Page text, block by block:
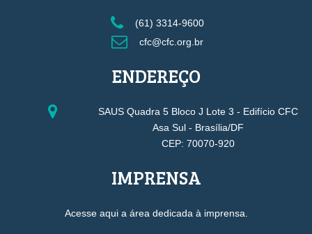
(61) 3314-9600
cfc@cfc.org.br
ENDEREÇO
SAUS Quadra 5 Bloco J Lote 3 - Edifício CFC
Asa Sul - Brasília/DF
CEP: 70070-920
IMPRENSA
Acesse aqui a área dedicada à imprensa.